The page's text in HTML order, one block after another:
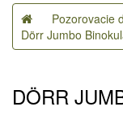
Pozorovacie
Dörr Jumbo
DÖRR